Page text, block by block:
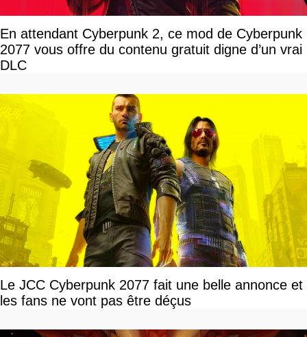
En attendant Cyberpunk 2, ce mod de Cyberpunk
2077 vous offre du contenu gratuit digne d’un vrai
DLC
Le JCC Cyberpunk 2077 fait une belle annonce et
les fans ne vont pas être déçus